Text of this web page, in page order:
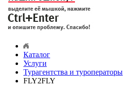
Каталог
Услуги
Турагентства и туроператоры
FLY2FLY